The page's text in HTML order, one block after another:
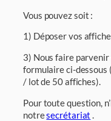
Vous pouvez soit :
1) Déposer vos
3) Nous faire
formulaire ci-dessous
/ lot de 50 affiches).
Pour toute question,
notresecrétariat .